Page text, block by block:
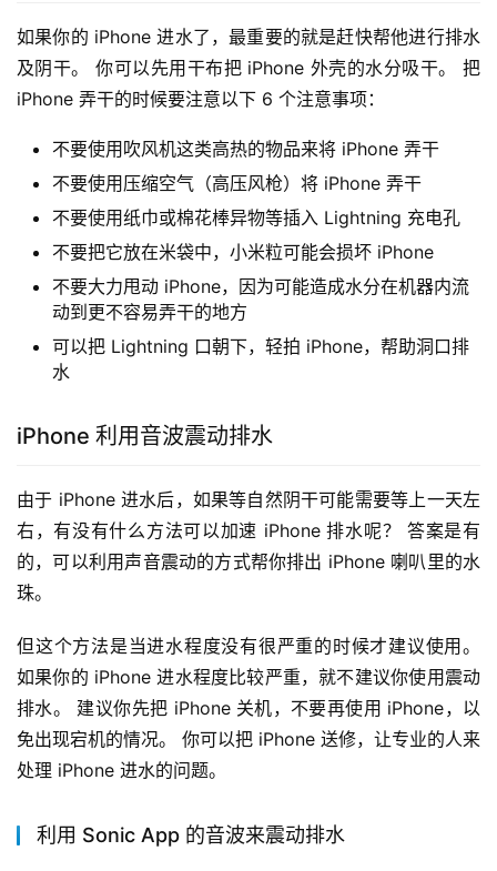
如果你的 iPhone 进水了，最重要的就是赶快帮他进行排水
及阴干。 你可以先用干布把 iPhone 外壳的水分吸干。 把
iPhone 弄干的时候要注意以下 6 个注意事项：
不要使用吹风机这类高热的物品来将 iPhone 弄干
不要使用压缩空气（高压风枪）将 iPhone 弄干
不要使用纸巾或棉花棒异物等插入 Lightning 充电孔
不要把它放在米袋中，小米粒可能会损坏 iPhone
不要大力甩动 iPhone，因为可能造成水分在机器内流
动到更不容易弄干的地方
可以把 Lightning 口朝下，轻拍 iPhone，帮助洞口排
水
iPhone 利用音波震动排水
由于 iPhone 进水后，如果等自然阴干可能需要等上一天左
右，有没有什么方法可以加速 iPhone 排水呢？ 答案是有
的，可以利用声音震动的方式帮你排出 iPhone 喇叭里的水
珠。
但这个方法是当进水程度没有很严重的时候才建议使用。
如果你的 iPhone 进水程度比较严重，就不建议你使用震动
排水。 建议你先把 iPhone 关机，不要再使用 iPhone，以
免出现宕机的情况。 你可以把 iPhone 送修，让专业的人来
处理 iPhone 进水的问题。
利用 Sonic App 的音波来震动排水